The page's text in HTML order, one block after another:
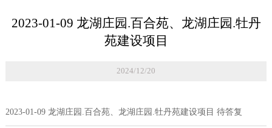
2023-01-09 龙湖庄园.百合苑、龙湖庄园.牡丹
苑建设项目
2024/12/20
2023-01-09 龙湖庄园.百合苑、龙湖庄园.牡丹苑建设项目 待答复